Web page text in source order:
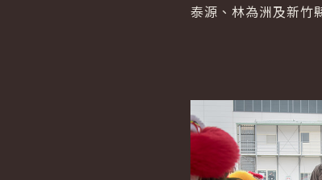
泰源、林為洲及新竹